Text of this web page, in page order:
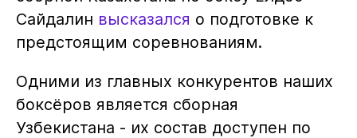
Сайдалин высказался о подготовке к
предстоящим соревнованиям.
Одними из главных конкурентов наших
боксёров является сборная
Узбекистана - их состав доступен по